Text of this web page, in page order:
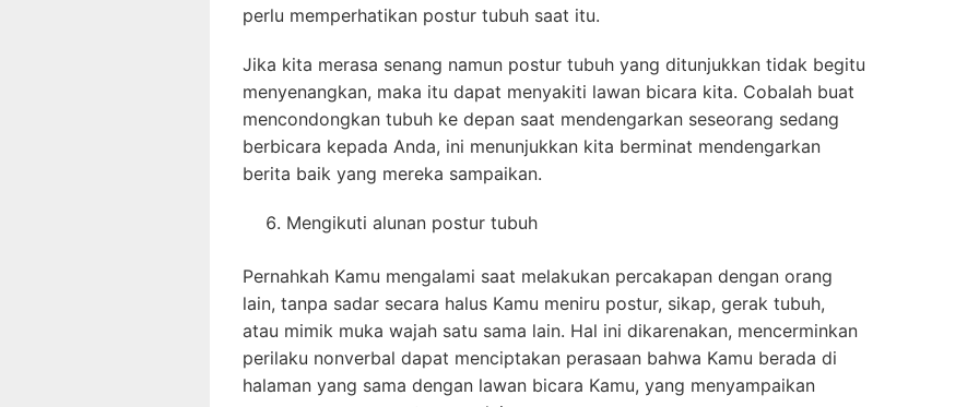
perlu memperhatikan postur tubuh saat itu.
Jika kita merasa senang namun postur tubuh yang ditunjukkan tidak begitu
menyenangkan, maka itu dapat menyakiti lawan bicara kita. Cobalah buat
mencondongkan tubuh ke depan saat mendengarkan seseorang sedang
berbicara kepada Anda, ini menunjukkan kita berminat mendengarkan
berita baik yang mereka sampaikan.
Mengikuti alunan postur tubuh
Pernahkah Kamu mengalami saat melakukan percakapan dengan orang
lain, tanpa sadar secara halus Kamu meniru postur, sikap, gerak tubuh,
atau mimik muka wajah satu sama lain. Hal ini dikarenakan, mencerminkan
perilaku nonverbal dapat menciptakan perasaan bahwa Kamu berada di
halaman yang sama dengan lawan bicara Kamu, yang menyampaikan